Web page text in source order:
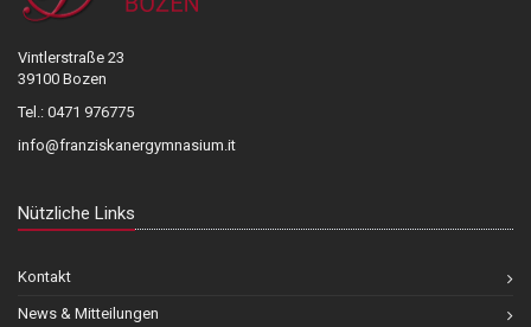
Vintlerstraße 23
39100 Bozen
Tel.: 0471 976775
info@franziskanergymnasium.it
Nützliche Links
Kontakt
News & Mitteilungen